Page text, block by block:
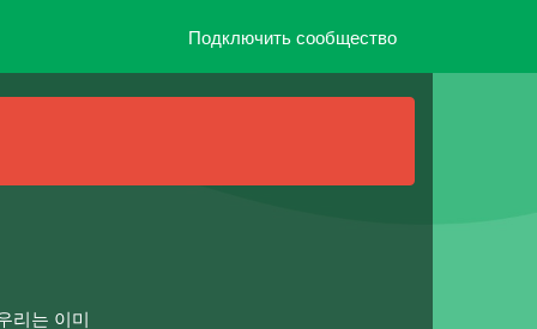
Подключить сообщество
리는 이미